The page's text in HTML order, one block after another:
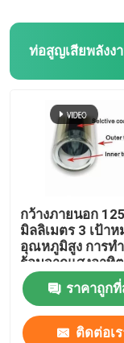
ท่อสูญเสียพลังง
กว้างภายนอก 125
มิลลิเมตร 3 เป้าห
อุณหภูมิสูง การทํ
ร้อนจากแสงอาทิ
สูญเสียทุกแก้ว ท่
แสงอาทิตย์ราคาถูก
ติดต่อเ